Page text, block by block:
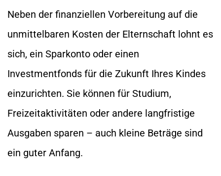
Neben der finanziellen Vorbereitung auf die
unmittelbaren Kosten der Elternschaft lohnt es
sich, ein Sparkonto oder einen
Investmentfonds für die Zukunft Ihres Kindes
einzurichten. Sie können für Studium,
Freizeitaktivitäten oder andere langfristige
Ausgaben sparen – auch kleine Beträge sind
ein guter Anfang.